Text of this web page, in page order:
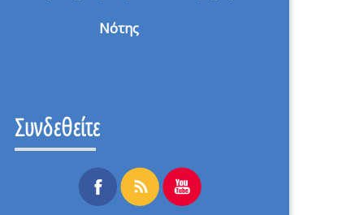
Νότης
Συνδεθείτε